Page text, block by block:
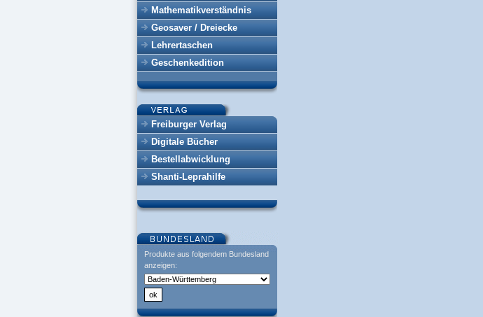
Mathematikverständnis
Geosaver / Dreiecke
Lehrertaschen
Geschenkedition
Freiburger Verlag
Digitale Bücher
Bestellabwicklung
Shanti-Leprahilfe
Produkte aus folgendem Bundesland
anzeigen: